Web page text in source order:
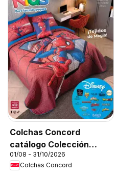
Colchas Concord
catálogo Colección
Infantil
01/08 - 31/10/2026
Colchas Concord